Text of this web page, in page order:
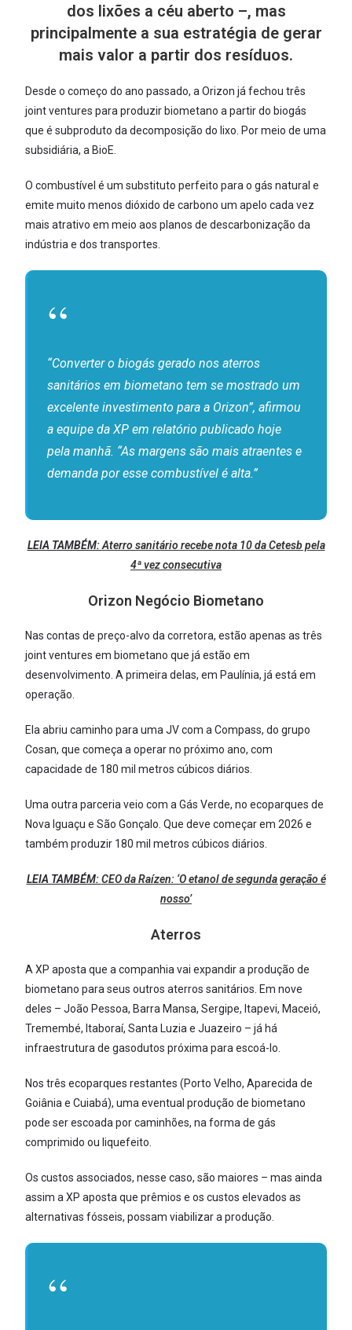
dos lixões a céu aberto –, mas
principalmente a sua estratégia de gerar
mais valor a partir dos resíduos.
Desde o começo do ano passado, a Orizon já fechou três
joint ventures para produzir biometano a partir do biogás
que é subproduto da decomposição do lixo. Por meio de uma
subsidiária, a BioE.
O combustível é um substituto perfeito para o gás natural e
emite muito menos dióxido de carbono um apelo cada vez
mais atrativo em meio aos planos de descarbonização da
indústria e dos transportes.
“Converter o biogás gerado nos aterros
sanitários em biometano tem se mostrado um
excelente investimento para a Orizon”, afirmou
a equipe da XP em relatório publicado hoje
pela manhã. “As margens são mais atraentes e
demanda por esse combustível é alta.”
LEIA TAMBÉM:Aterro sanitário recebe nota 10 da Cetesb pela
4ª vez consecutiva
Orizon Negócio Biometano
Nas contas de preço-alvo da corretora, estão apenas as três
joint ventures em biometano que já estão em
desenvolvimento. A primeira delas, em Paulínia, já está em
operação.
Ela abriu caminho para uma JV com a Compass, do grupo
Cosan, que começa a operar no próximo ano, com
capacidade de 180 mil metros cúbicos diários.
Uma outra parceria veio com a Gás Verde, no ecoparques de
Nova Iguaçu e São Gonçalo. Que deve começar em 2026 e
também produzir 180 mil metros cúbicos diários.
LEIA TAMBÉM:CEO da Raízen: ‘O etanol de segunda geração é
nosso’
Aterros
A XP aposta que a companhia vai expandir a produção de
biometano para seus outros aterros sanitários. Em nove
deles – João Pessoa, Barra Mansa, Sergipe, Itapevi, Maceió,
Tremembé, Itaboraí, Santa Luzia e Juazeiro – já há
infraestrutura de gasodutos próxima para escoá-lo.
Nos três ecoparques restantes (Porto Velho, Aparecida de
Goiânia e Cuiabá), uma eventual produção de biometano
pode ser escoada por caminhões, na forma de gás
comprimido ou liquefeito.
Os custos associados, nesse caso, são maiores – mas ainda
assim a XP aposta que prêmios e os custos elevados as
alternativas fósseis, possam viabilizar a produção.